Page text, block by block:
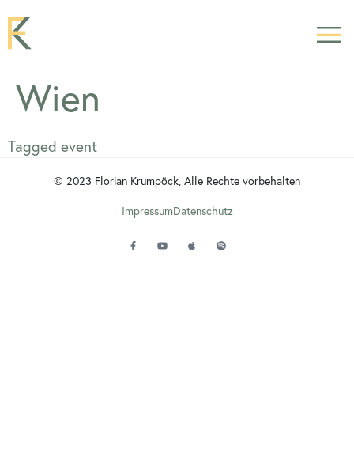
Wien
Tagged event
© 2023 Florian Krumpöck, Alle Rechte vorbehalten
ImpressumDatenschutz